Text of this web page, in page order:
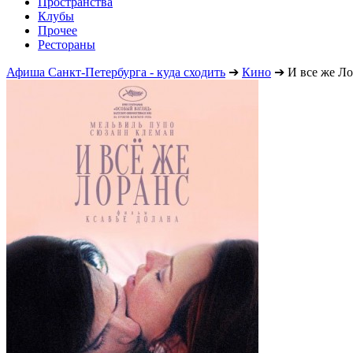
Клубы
Прочее
Рестораны
Афиша Санкт-Петербурга - куда сходить ➔ Кино ➔ И все же